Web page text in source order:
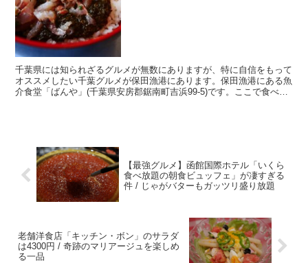
千葉県には知られざるグルメが無数にありますが、特に自信をもって
オススメしたい千葉グルメが保田漁港にあります。保田漁港にある魚
介食堂「ばんや」(千葉県安房郡鋸南町吉浜99-5)です。ここで食べら
【最強グルメ】函館国際ホテル「いくら
食べ放題の朝食ビュッフェ」が凄すぎる
件 / じゃがバターもガッツリ盛り放題
老舗洋食店「キッチン・ボン」のサラダ
は4300円 / 奇跡のマリアージュを楽しめ
る一品